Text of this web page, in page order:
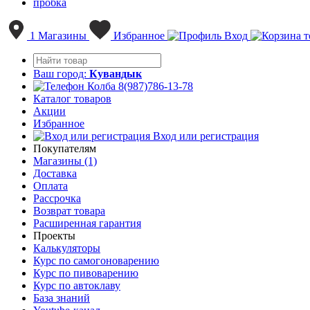
пробка
1 Магазины Избранное Вход
Ваш город: Кувандык
8(987)786-13-78
Каталог товаров
Акции
Избранное
Вход или регистрация
Покупателям
Магазины (1)
Доставка
Оплата
Рассрочка
Возврат товара
Расширенная гарантия
Проекты
Калькуляторы
Курс по самогоноварению
Курс по пивоварению
Курс по автоклаву
База знаний